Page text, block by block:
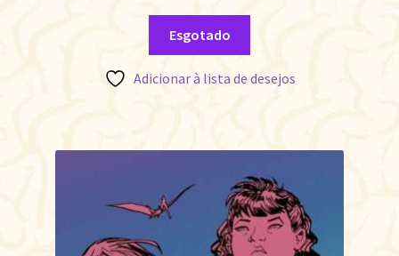
Esgotado
Adicionar à lista de desejos